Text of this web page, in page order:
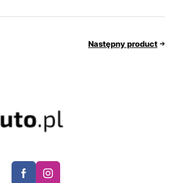
Następny product